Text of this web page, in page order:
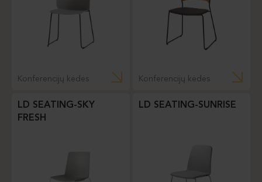
Konferencijų kėdės Konferencijų kėdės
LD SEATING-SKY
FRESH
LD SEATING-SUNRISE